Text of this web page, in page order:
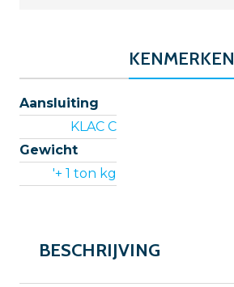
KENMERKEN
Aansluiting
KLAC C
Gewicht
'+ 1 ton kg
BESCHRIJVING